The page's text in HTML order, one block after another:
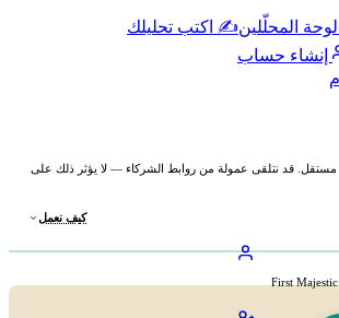
المحلّلين✍️ اكتب تحليلك
إنشاء حساب
مستقل. قد نتلقى عمولة من روابط الشركاء — لا يؤثر ذلك على
كيف نعمل
First